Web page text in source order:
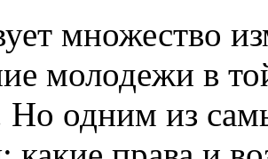
множество
молодежи в
Но одним из